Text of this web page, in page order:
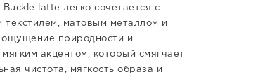
latte легко сочетается с
матовым металлом и
ощущение природности и
акцентом, который смягчает
чистота, мягкость образа и